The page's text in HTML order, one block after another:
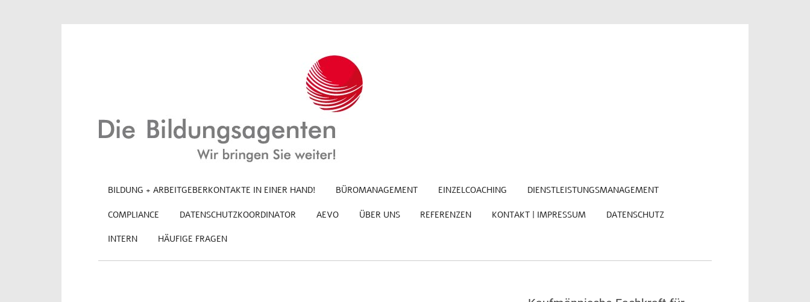
BILDUNG + ARBEITGEBERKONTAKTE IN EINER HAND! BÜROMANAGEMENT EINZELCOACHING DIENSTLEISTUNGSMANAGEMENT
COMPLIANCE DATENSCHUTZKOORDINATOR AEVO ÜBER UNS REFERENZEN KONTAKT | IMPRESSUM DATENSCHUTZ
INTERN HÄUFIGE FRAGEN